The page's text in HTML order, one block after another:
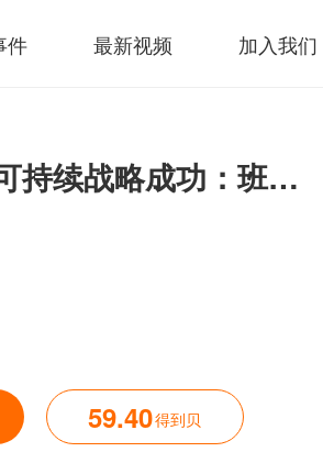
件 最新视频 加入我们
领导力Lead可持续战略成功：班长的战争
59.40得到贝